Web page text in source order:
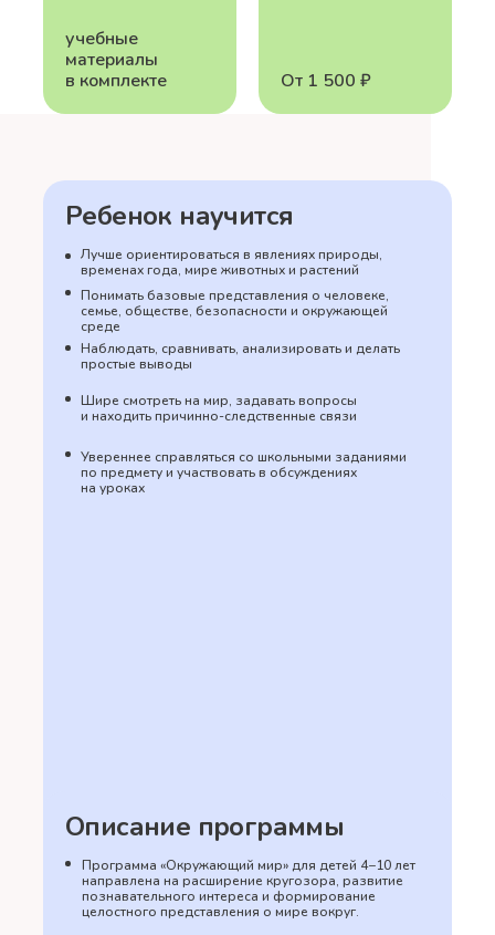
учебные
материалы
в комплекте
От 1 500 ₽
Ребенок научится
Лучше ориентироваться в явлениях природы,
временах года, мире животных и растений
Понимать базовые представления о человеке,
семье, обществе, безопасности и окружающей
среде
Наблюдать, сравнивать, анализировать и делать
простые выводы
Шире смотреть на мир, задавать вопросы
и находить причинно-следственные связи
Увереннее справляться со школьными заданиями
по предмету и участвовать в обсуждениях
на уроках
Описание программы
Программа «Окружающий мир» для детей 4−10 лет
направлена на расширение кругозора, развитие
познавательного интереса и формирование
целостного представления о мире вокруг.